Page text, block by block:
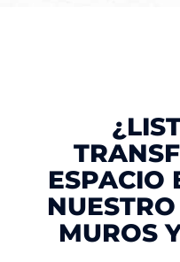
ESPACIO
MUROS